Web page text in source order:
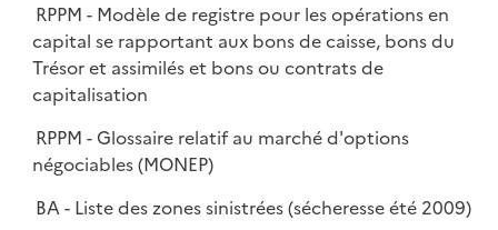
RPPM - Modèle de registre pour les opérations en
capital se rapportant aux bons de caisse, bons du
Trésor et assimilés et bons ou contrats de
capitalisation
RPPM - Glossaire relatif au marché d'options
négociables (MONEP)
BA - Liste des zones sinistrées (sécheresse été 2009)